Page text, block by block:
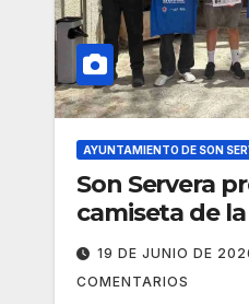
AYUNTAMIENTO DE SON
Son Servera
camiseta de
19 DE JUNIO DE
COMENTARIOS